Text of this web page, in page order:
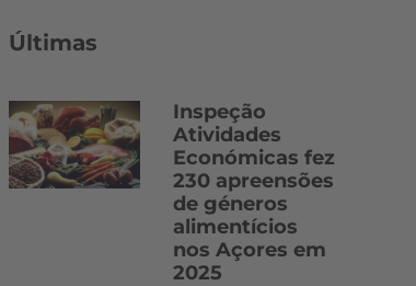
Últimas
Inspeção
Atividades
Económicas fez
230 apreensões
de géneros
alimentícios
nos Açores em
2025